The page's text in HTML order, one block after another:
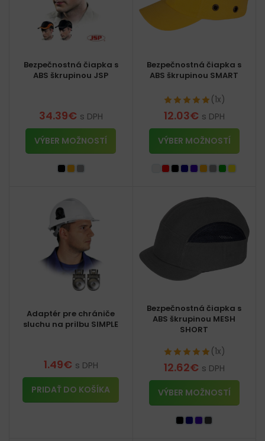
Bezpečnostná čiapka s
ABS škrupinou JSP
34.39€ s DPH
VÝBER MOŽNOSTÍ
Bezpečnostná čiapka s
ABS škrupinou SMART
(1x)
12.03€ s DPH
VÝBER MOŽNOSTÍ
Adaptér pre chrániče
sluchu na prilbu SIMPLE
1.49€ s DPH
PRIDAŤ DO KOŠÍKA
Bezpečnostná čiapka s
ABS škrupinou MESH
SHORT
(1x)
12.62€ s DPH
VÝBER MOŽNOSTÍ